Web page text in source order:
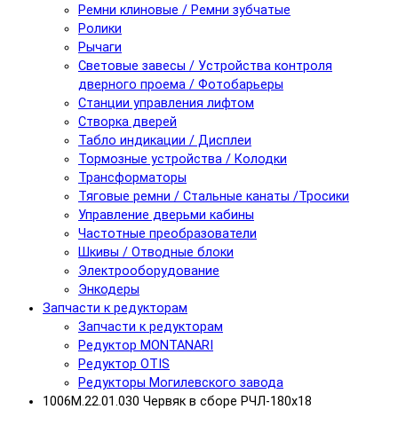
Ремни клиновые / Ремни зубчатые
Ролики
Рычаги
Световые завесы / Устройства контроля
дверного проема / Фотобарьеры
Станции управления лифтом
Створка дверей
Табло индикации / Дисплеи
Тормозные устройства / Колодки
Трансформаторы
Тяговые ремни / Стальные канаты /Тросики
Управление дверьми кабины
Частотные преобразователи
Шкивы / Отводные блоки
Электрооборудование
Энкодеры
Запчасти к редукторам
Запчасти к редукторам
Редуктор MONTANARI
Редуктор OTIS
Редукторы Могилевского завода
1006М.22.01.030 Червяк в сборе РЧЛ-180х18